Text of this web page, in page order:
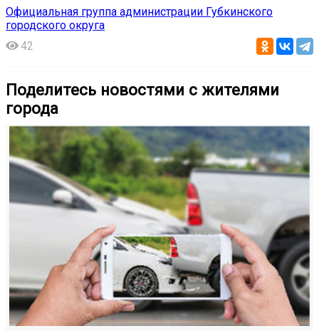
Официальная группа администрации Губкинского
городского округа
42
Поделитесь новостями с жителями
города